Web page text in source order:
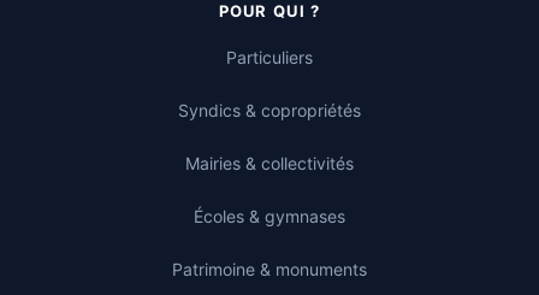
POUR QUI ?
Particuliers
Syndics & copropriétés
Mairies & collectivités
Écoles & gymnases
Patrimoine & monuments